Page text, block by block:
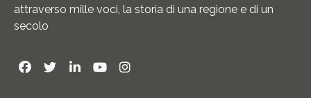
attraverso mille voci, la storia di una regione e di un
secolo